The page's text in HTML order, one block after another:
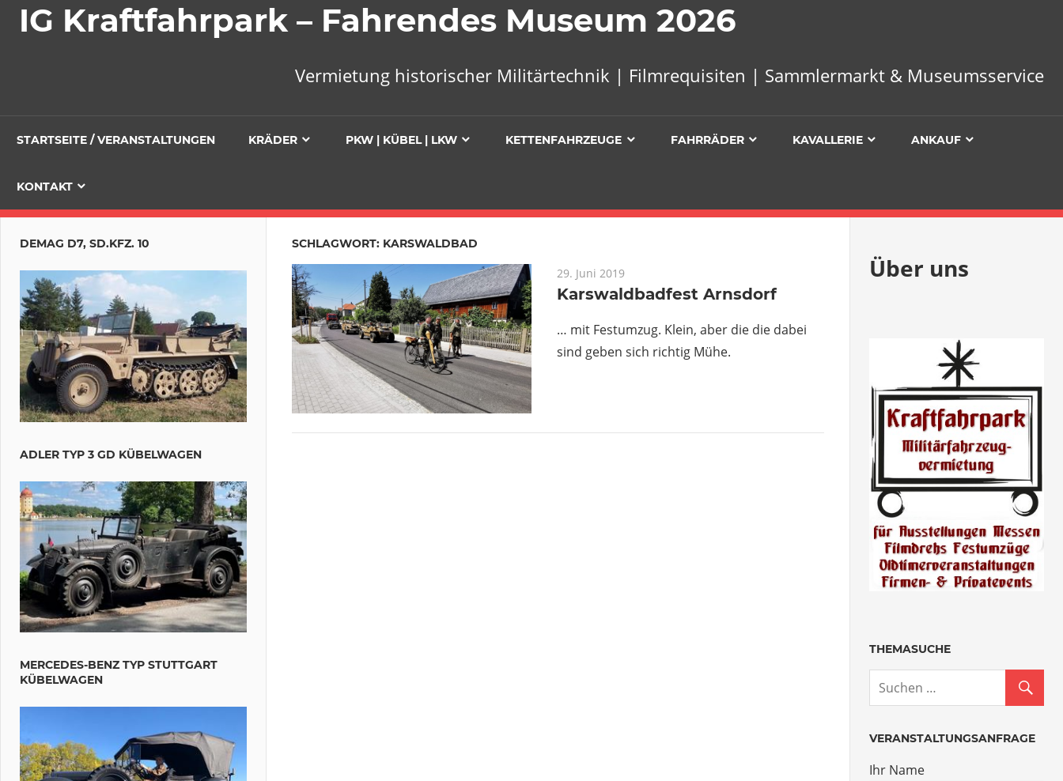
IG Kraftfahrpark – Fahrendes Museum 2026
Vermietung historischer Militärtechnik | Filmrequisiten | Sammlermarkt & Museumsservice
STARTSEITE / VERANSTALTUNGEN KRÄDER PKW | KÜBEL | LKW KETTENFAHRZEUGE FAHRRÄDER KAVALLERIE ANKAUF
KONTAKT
SCHLAGWORT: KARSWALDBAD
29. Juni 2019
Karswaldbadfest Arnsdorf
… mit Festumzug. Klein, aber die die dabei
sind geben sich richtig Mühe.
DEMAG D7, SD.KFZ. 10
ADLER TYP 3 GD KÜBELWAGEN
MERCEDES-BENZ TYP STUTTGART
KÜBELWAGEN
Über uns
THEMASUCHE
VERANSTALTUNGSANFRAGE
Ihr Name